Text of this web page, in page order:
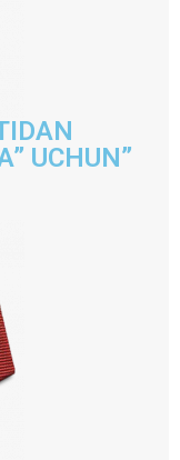
UCHUN”